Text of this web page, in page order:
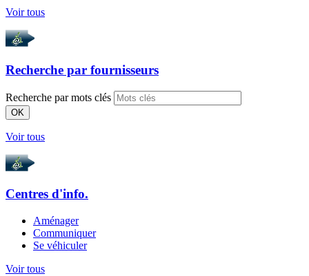
Voir tous
Recherche par fournisseurs
Recherche par mots clés
OK
Voir tous
Centres d'info.
Aménager
Communiquer
Se véhiculer
Voir tous